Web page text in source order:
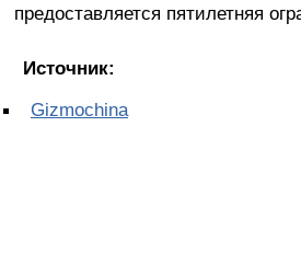
предоставляется пятилетняя
Источник:
Gizmochina